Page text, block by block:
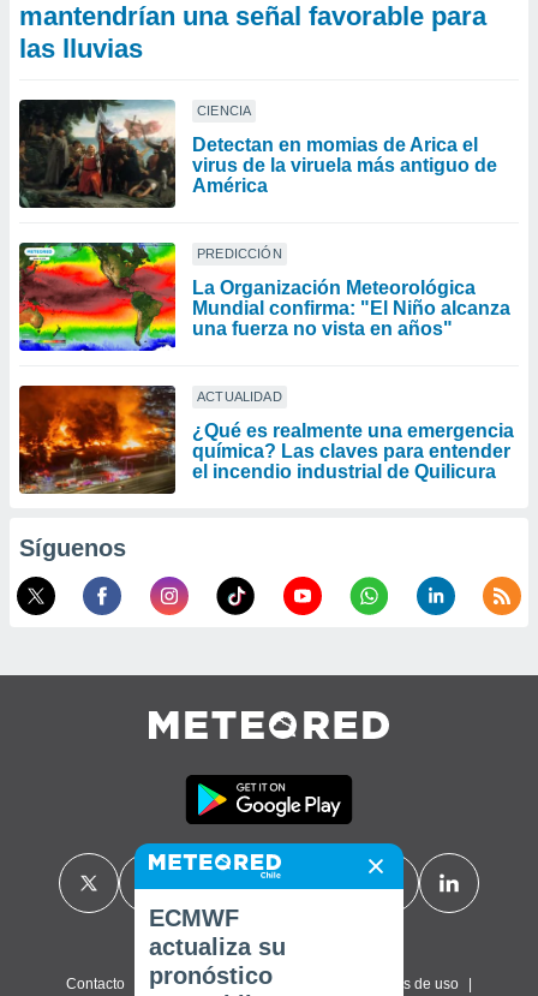
mantendrían una señal favorable para
las lluvias
CIENCIA
Detectan en momias de Arica el
virus de la viruela más antiguo de
América
PREDICCIÓN
La Organización Meteorológica
Mundial confirma: "El Niño alcanza
una fuerza no vista en años"
ACTUALIDAD
¿Qué es realmente una emergencia
química? Las claves para entender
el incendio industrial de Quilicura
Síguenos
Contacto Sobre nosotros Términos de uso
ECMWF
actualiza su
pronóstico